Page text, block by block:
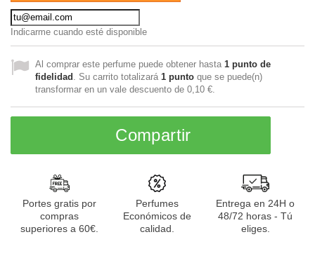
Indicarme cuando esté disponible
Al comprar este perfume puede obtener hasta 1 punto de
fidelidad . Su carrito totalizará 1 punto que se puede(n)
transformar en un vale descuento de 0,10 €
Compartir
Portes gratis por
compras
superiores a 60€.
Perfumes
Económicos de
calidad.
Entrega en 24H o
48/72 horas - Tú
eliges.